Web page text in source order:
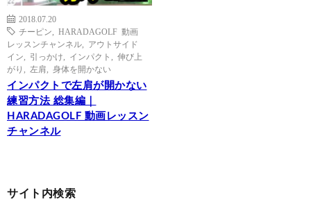
2018.07.20
チーピン
HARADAGOLF 動画
レッスンチャンネル
アウトサイド
イン
引っかけ インパクト
伸び上
がり
左肩 身体を開かない
インパクトで左肩が開かない
練習方法 総集編｜
HARADAGOLF 動画レッスン
チャンネル
サイト内検索